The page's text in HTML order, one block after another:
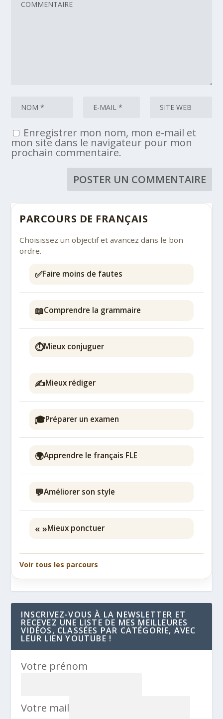
Enregistrer mon nom, mon e-mail et
mon site dans le navigateur pour mon
prochain commentaire.
PARCOURS DE FRANÇAIS
Choisissez un objectif et avancez dans le bon
ordre.
✅Faire moins de fautes
📖Comprendre la grammaire
⏱️Mieux conjuguer
✍️Mieux rédiger
🎓Préparer un examen
🌍Apprendre le français FLE
💬Améliorer son style
« »Mieux ponctuer
Voir tous les parcours
INSCRIVEZ-VOUS À LA NEWSLETTER ET
RECEVEZ UNE LISTE DE MES MEILLEURES
VIDÉOS, CLASSÉES PAR CATÉGORIE, AVEC
LEUR LIEN YOUTUBE !
Votre prénom
Votre mail